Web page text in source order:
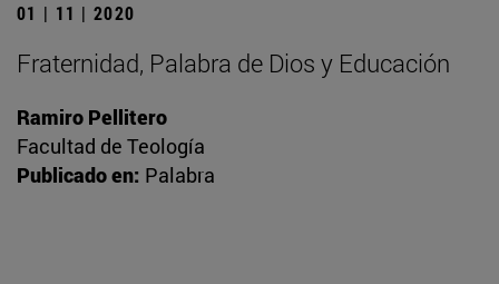
01 | 11 | 2020
Fraternidad, Palabra de Dios y Educación
Ramiro Pellitero
Facultad de Teología
Publicado en: Palabra